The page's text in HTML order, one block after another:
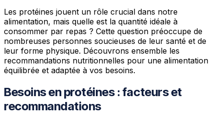
Les protéines jouent un rôle crucial dans notre
alimentation, mais quelle est la quantité idéale à
consommer par repas ? Cette question préoccupe de
nombreuses personnes soucieuses de leur santé et de
leur forme physique. Découvrons ensemble les
recommandations nutritionnelles pour une alimentation
équilibrée et adaptée à vos besoins.
Besoins en protéines : facteurs et
recommandations